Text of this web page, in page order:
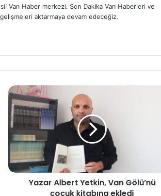
Van Haber merkezi. Son Dakika Van Haberleri ve
aktarmaya devam edeceğiz.
Yazar Albert Yetkin, Van Gölü’nü
çocuk kitabına ekledi